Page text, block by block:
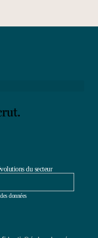
du secteur
données